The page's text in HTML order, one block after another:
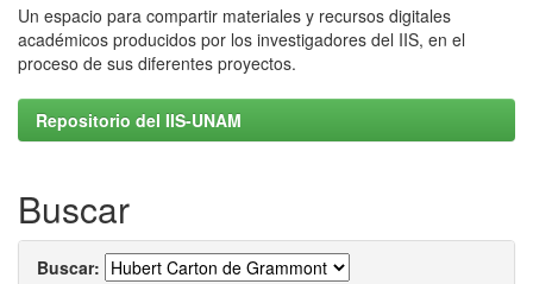
Un espacio para compartir materiales y recursos digitales
académicos producidos por los investigadores del IIS, en el
proceso de sus diferentes proyectos.
Repositorio del IIS-UNAM
Buscar
Buscar: